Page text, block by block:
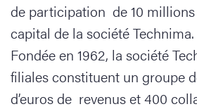
de participation de 10 millions
capital de la société Technima.
Fondée en 1962, la société
filiales constituent un groupe
d’euros de revenus et 400